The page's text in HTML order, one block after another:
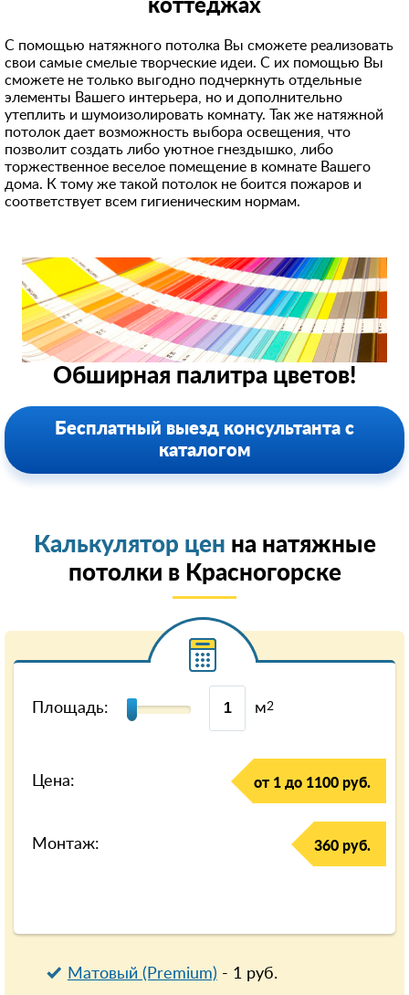
коттеджах
С помощью натяжного потолка Вы сможете реализовать
свои самые смелые творческие идеи. С их помощью Вы
сможете не только выгодно подчеркнуть отдельные
элементы Вашего интерьера, но и дополнительно
утеплить и шумоизолировать комнату. Так же натяжной
потолок дает возможность выбора освещения, что
позволит создать либо уютное гнездышко, либо
торжественное веселое помещение в комнате Вашего
дома. К тому же такой потолок не боится пожаров и
соответствует всем гигиеническим нормам.
Обширная палитра цветов!
Бесплатный выезд консультанта с
каталогом
Калькулятор цен на натяжные
потолки в Красногорске
Площадь: м2
Цена: от 1 до 1100 руб.
Монтаж: 360 руб.
Матовый (Premium) - 1руб.